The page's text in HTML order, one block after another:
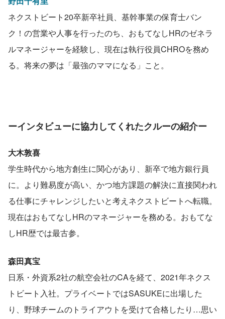
ネクストビート20卒新卒社員、基幹事業の保育士バン
ク！の営業や人事を行ったのち、おもてなしHRのゼネラ
ルマネージャーを経験し、現在は執行役員CHROを務め
る。将来の夢は「最強のママになる」こと。
ーインタビューに協力してくれたクルーの紹介ー
大木敦喜
学生時代から地方創生に関心があり、新卒で地方銀行員
に。より難易度が高い、かつ地方課題の解決に直接関われ
る仕事にチャレンジしたいと考えネクストビートへ転職。
現在はおもてなしHRのマネージャーを務める。おもてな
しHR歴では最古参。
森田真宝
日系・外資系2社の航空会社のCAを経て、2021年ネクス
トビート入社。プライベートではSASUKEに出場した
り、野球チームのトライアウトを受けて合格したり…思い